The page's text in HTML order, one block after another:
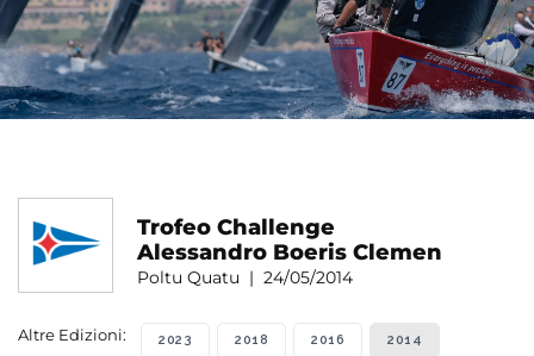
Trofeo Challenge
Alessandro Boeris Clemen
Poltu Quatu | 24/05/2014
Altre Edizioni: 2023 2018 2016 2014